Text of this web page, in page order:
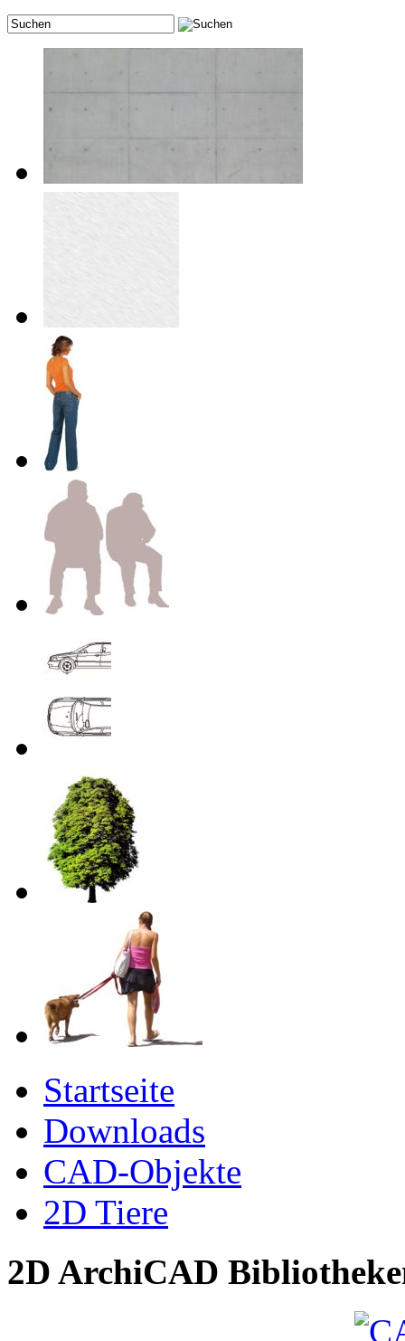
Startseite
Downloads
CAD-Objekte
2D Tiere
2D ArchiCAD